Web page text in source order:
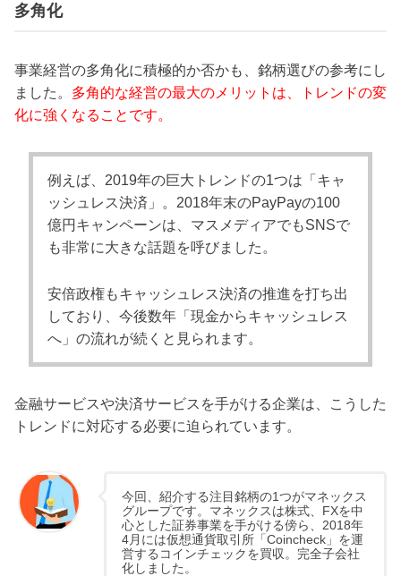
多角化
事業経営の多角化に積極的か否かも、銘柄選びの参考にし
ました。 多角的な経営の最大のメリットは、トレンドの変
化に強くなることです。
例えば、2019年の巨大トレンドの1つは「キャ
ッシュレス決済」。2018年末のPayPayの100
億円キャンペーンは、マスメディアでもSNSで
も非常に大きな話題を呼びました。
安倍政権もキャッシュレス決済の推進を打ち出
しており、今後数年「現金からキャッシュレス
へ」の流れが続くと見られます。
金融サービスや決済サービスを手がける企業は、こうした
トレンドに対応する必要に迫られています。
今回、紹介する注目銘柄の1つがマネックス
グループです。マネックスは株式、FXを中
心とした証券事業を手がける傍ら、2018年
4月には仮想通貨取引所「Coincheck」を運
営するコインチェックを買収。完全子会社
化しました。